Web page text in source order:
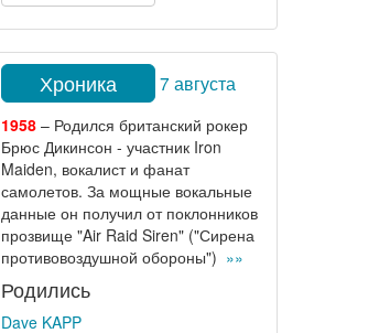
Хроника 7 августа
1958– Родился британский рокер
Брюс Дикинсон - участник Iron
Maiden, вокалист и фанат
самолетов. За мощные вокальные
данные он получил от поклонников
прозвище "Air Raid Siren" ("Сирена
противовоздушной обороны") »»
Родились
Dave KAPP